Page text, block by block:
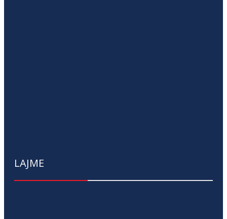
LAJME